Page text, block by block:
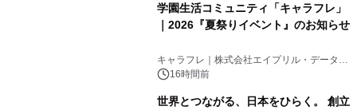
学園生活コミュニティ「キャラフレ」
｜2026『夏祭りイベント』のお知らせ
キャラフレ｜株式会社エイプリル・データ・
デザインズ
16時間前
世界とつながる、日本をひらく。 創立